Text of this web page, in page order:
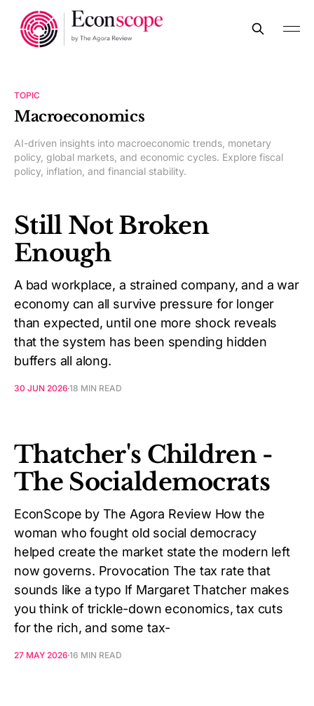
TOPIC
Macroeconomics
AI-driven insights into macroeconomic trends, monetary
policy, global markets, and economic cycles. Explore fiscal
policy, inflation, and financial stability.
Still Not Broken
Enough
A bad workplace, a strained company, and a war
economy can all survive pressure for longer
than expected, until one more shock reveals
that the system has been spending hidden
buffers all along.
30 JUN 2026 18 MIN READ
Thatcher's Children -
The Socialdemocrats
EconScope by The Agora Review How the
woman who fought old social democracy
helped create the market state the modern left
now governs. Provocation The tax rate that
sounds like a typo If Margaret Thatcher makes
you think of trickle-down economics, tax cuts
for the rich, and some tax-
27 MAY 2026 16 MIN READ